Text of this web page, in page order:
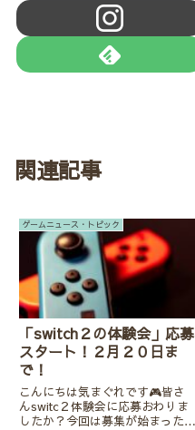
関連記事
ゲームニュース・トピック
「switch２の体験会」応募
スタート！２月２０日ま
で！
こんにちは気まぐれです🎮皆さ
んswitc２体験会に応募おわりま
したか？今回は募集が始まった